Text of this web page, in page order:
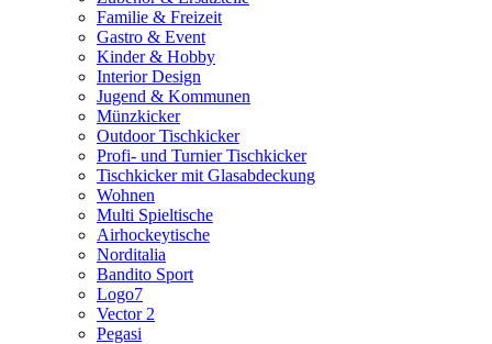
Familie & Freizeit
Gastro & Event
Kinder & Hobby
Interior Design
Jugend & Kommunen
Münzkicker
Outdoor Tischkicker
Profi- und Turnier Tischkicker
Tischkicker mit Glasabdeckung
Wohnen
Multi Spieltische
Airhockeytische
Norditalia
Bandito Sport
Logo7
Vector 2
Pegasi